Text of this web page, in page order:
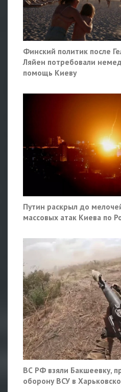
Финский политик после
Ляйен потребовали
помощь Киеву
Путин раскрыл до
массовых атак Киева по
ВС РФ взяли Бакшеевку,
оборону ВСУ в